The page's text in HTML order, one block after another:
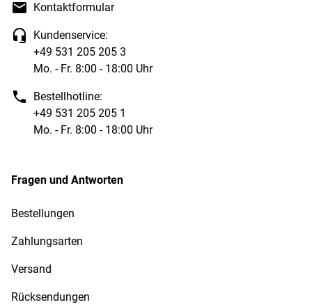
Kontaktformular
Kundenservice:
+49 531 205 205 3
Mo. - Fr. 8:00 - 18:00 Uhr
Bestellhotline:
+49 531 205 205 1
Mo. - Fr. 8:00 - 18:00 Uhr
Fragen und Antworten
Bestellungen
Zahlungsarten
Versand
Rücksendungen